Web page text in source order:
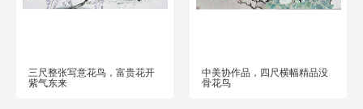
三尺整张写意花鸟，富贵花开
紫气东来
中美协作品，四尺横幅精品没
骨花鸟